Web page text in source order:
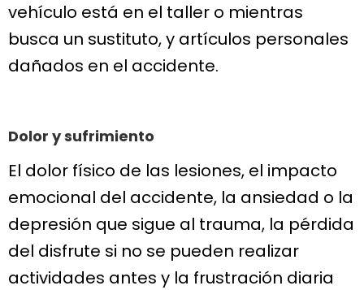
vehículo está en el taller o mientras
busca un sustituto, y artículos personales
dañados en el accidente.
Dolor y sufrimiento
El dolor físico de las lesiones, el impacto
emocional del accidente, la ansiedad o la
depresión que sigue al trauma, la pérdida
del disfrute si no se pueden realizar
actividades antes y la frustración diaria